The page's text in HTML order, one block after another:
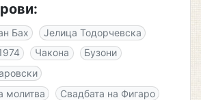
Бах
Јелица Тодорчевска
Чакона
Бузони
молитва
Свадбата на Фигаро